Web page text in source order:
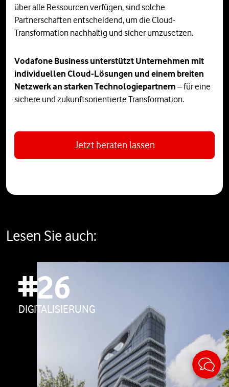
über alle Ressourcen verfügen, sind solche
Partnerschaften entscheidend, um die Cloud-
Transformation nachhaltig und sicher umzusetzen.
Vodafone Business unterstützt Unternehmen mit
individuellen Cloud-Lösungen und einem breiten
Netzwerk an starken Technologiepartnern – für eine
sichere und zukunftsorientierte Transformation.
Jetzt beraten lassen
Lesen Sie auch:
#26
DIGITALISIERUNG
Sticky